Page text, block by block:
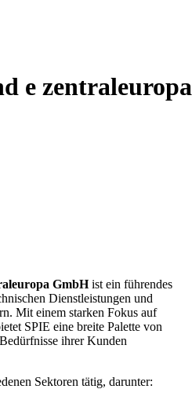
e zentraleuropa
GmbHist ein führendes
Dienstleistungen und
Mit einem starken Fokus auf
SPIE eine breite Palette von
ihrer Kunden
Sektoren tätig, darunter: